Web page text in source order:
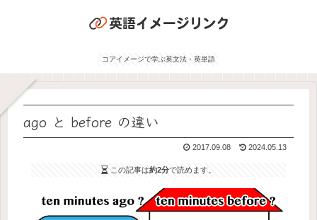
コアイメージで学ぶ英文法・英単語
ago と before の違い
2017.09.08 2024.05.13
この記事は約2分で読めます。